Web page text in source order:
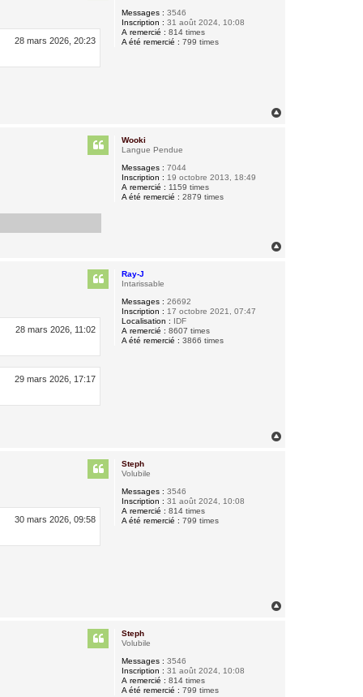
Messages : 3546
Inscription : 31 août 2024, 10:08
A remercié : 814 times
A été remercié : 799 times
28 mars 2026, 20:23
Wooki
Langue Pendue
Messages : 7044
Inscription : 19 octobre 2013, 18:49
A remercié : 1159 times
A été remercié : 2879 times
Ray-J
Intarissable
Messages : 26692
Inscription : 17 octobre 2021, 07:47
Localisation : IDF
A remercié : 8607 times
A été remercié : 3866 times
28 mars 2026, 11:02
29 mars 2026, 17:17
Steph
Volubile
Messages : 3546
Inscription : 31 août 2024, 10:08
A remercié : 814 times
A été remercié : 799 times
30 mars 2026, 09:58
Steph
Volubile
Messages : 3546
Inscription : 31 août 2024, 10:08
A remercié : 814 times
A été remercié : 799 times